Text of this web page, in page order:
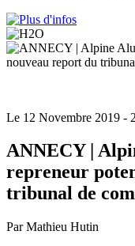
Le 12 Novembre 2019 -
ANNECY |
repreneur
tribunal de
Par Mathieu Hutin